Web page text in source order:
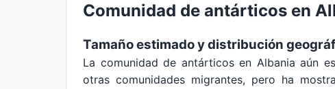
Comunidad de antárticos en
Tamaño estimado y distribución
La comunidad de antárticos en Albania aún
otras comunidades migrantes, pero ha